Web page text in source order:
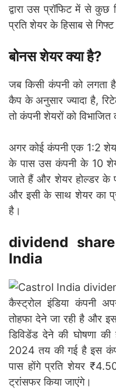
द्वारा उस प्रॉफिट में से कुछ
प्रति शेयर के हिसाब से गिफ्ट
बोनस शेयर क्या है?
जब किसी कंपनी को लगता
कैप के अनुसार ज्यादा है,
तो कंपनी शेयरों को विभाजित
अगर कोई कंपनी एक 1:2
के पास उस कंपनी के 10
जाते हैं और शेयर होल्डर के
और इसी के साथ शेयर का
है।
dividend
India
कैस्ट्रोल इंडिया कंपनी
तोहफा देने जा रही है और
डिविडेंड देने की घोषणा
2024 तय की गई है इस
पास होंगे प्रति शेयर
ट्रांसफर किया जाएंगे।